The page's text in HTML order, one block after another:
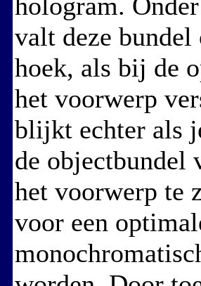
hologram.
valt deze
hoek, als bij de
het voorwerp
blijkt echter als
de objectbundel
het voorwerp te
voor een